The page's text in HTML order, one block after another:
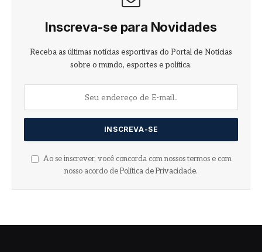
Inscreva-se para Novidades
Receba as últimas notícias esportivas do Portal de Notícias
sobre o mundo, esportes e política.
Ao se inscrever, você concorda com nossos termos e com
nosso acordo de Política de Privacidade.